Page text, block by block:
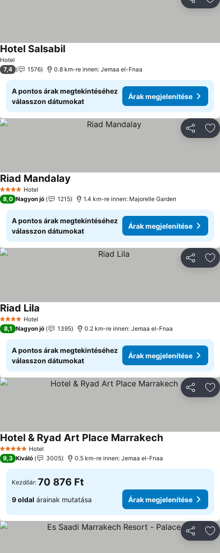
Hotel
Hotel Salsabil
7,4 1576 0.8 km-re innen: Jemaa el-Fnaa
A pontos árak megtekintéséhez
válasszon dátumokat
Árak megjelenítése
4 KategóriaHotel
Riad Mandalay
8,0 Nagyon jó 1215 1.4 km-re innen: Majorelle Garden
A pontos árak megtekintéséhez
válasszon dátumokat
Árak megjelenítése
4 KategóriaHotel
Riad Lila
8,1 Nagyon jó 1395 0.2 km-re innen: Jemaa el-Fnaa
A pontos árak megtekintéséhez
válasszon dátumokat
Árak megjelenítése
5 KategóriaHotel
Hotel & Ryad Art Place Marrakech
9,3 Kiváló 3005 0.5 km-re innen: Jemaa el-Fnaa
Kezdőár: 70 876 Ft
9 oldal árainak mutatása Árak megjelenítése